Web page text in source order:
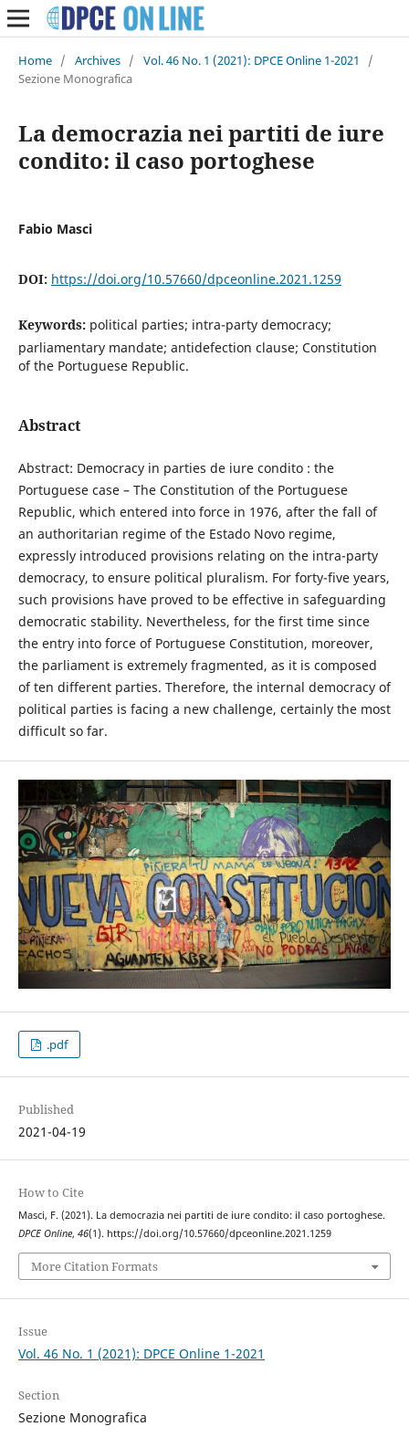
Home / Archives / Vol. 46 No. 1 (2021): DPCE Online 1-2021
/
Sezione Monografica
La democrazia nei partiti de iure
condito: il caso portoghese
Fabio Masci
DOI: https://doi.org/10.57660/dpceonline.2021.1259
Keywords: political parties; intra-party democracy;
parliamentary mandate; antidefection clause; Constitution
of the Portuguese Republic.
Abstract
Abstract: Democracy in parties de iure condito : the
Portuguese case – The Constitution of the Portuguese
Republic, which entered into force in 1976, after the fall of
an authoritarian regime of the Estado Novo regime,
expressly introduced provisions relating on the intra-party
democracy, to ensure political pluralism. For forty-five years,
such provisions have proved to be effective in safeguarding
democratic stability. Nevertheless, for the first time since
the entry into force of Portuguese Constitution, moreover,
the parliament is extremely fragmented, as it is composed
of ten different parties. Therefore, the internal democracy of
political parties is facing a new challenge, certainly the most
difficult so far.
.pdf
Published
2021-04-19
How to Cite
Masci, F. (2021). La democrazia nei partiti de iure condito: il caso portoghese.
DPCE Online, 46(1). https://doi.org/10.57660/dpceonline.2021.1259
More Citation Formats
Issue
Vol. 46 No. 1 (2021): DPCE Online 1-2021
Section
Sezione Monografica